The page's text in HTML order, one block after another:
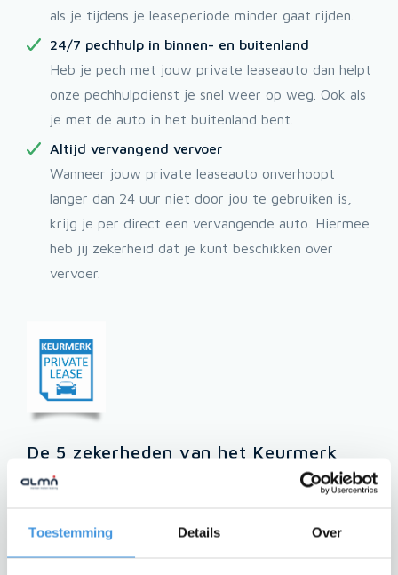
Toestemming Details Over
als je tijdens je leaseperiode minder gaat rijden.
24/7 pechhulp in binnen- en buitenland
Heb je pech met jouw private leaseauto dan helpt
onze pechhulpdienst je snel weer op weg. Ook als
je met de auto in het buitenland bent.
Altijd vervangend vervoer
Wanneer jouw private leaseauto onverhoopt
langer dan 24 uur niet door jou te gebruiken is,
krijg je per direct een vervangende auto. Hiermee
heb jij zekerheid dat je kunt beschikken over
vervoer.
De 5 zekerheden van het Keurmerk
Private Lease
Compleet product